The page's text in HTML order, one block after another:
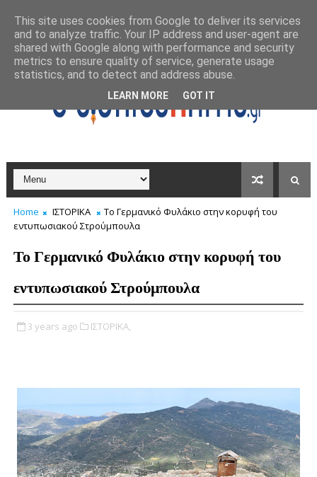
Home ΙΣΤΟΡΙΚΑ
Το Γερμανικό Φυλάκιο στην κορυφή του
εντυπωσιακού Στρούμπουλα
Το Γερμανικό Φυλάκιο στην κορυφή του
εντυπωσιακού Στρούμπουλα
3 years ago ΙΣΤΟΡΙΚΑ,
This site uses cookies from Google to deliver its services
and to analyze traffic. Your IP address and user-agent are
shared with Google along with performance and security
metrics to ensure quality of service, generate usage
statistics, and to detect and address abuse.
LEARN MORE GOT IT